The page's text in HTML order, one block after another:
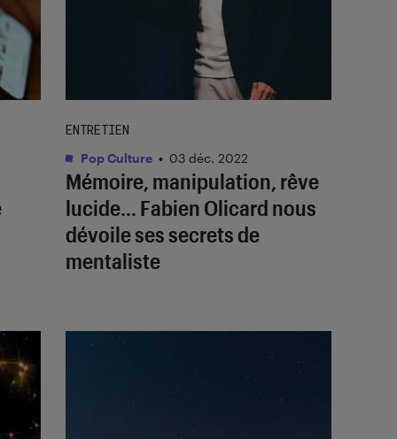
Mémoire, manipulation, rêve
lucide… Fabien Olicard nous
dévoile ses secrets de
mentaliste
ENTRETIEN
Pop Culture • 03 déc. 2022